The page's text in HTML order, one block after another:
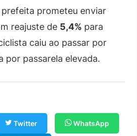
prefeita prometeu enviar
reajuste de 5,4% para
caiu ao passar por
por passarela elevada.
Twitter WhatsApp